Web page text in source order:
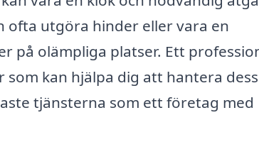
ofta utgöra hinder eller vara en
på olämpliga platser. Ett
kan hjälpa dig att hantera
tjänsterna som ett företag med